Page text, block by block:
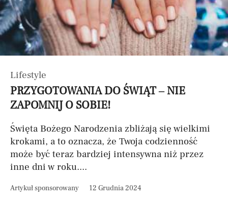
Lifestyle
PRZYGOTOWANIA DO ŚWIĄT – NIE
ZAPOMNIJ O SOBIE!
Święta Bożego Narodzenia zbliżają się wielkimi
krokami, a to oznacza, że Twoja codzienność
może być teraz bardziej intensywna niż przez
inne dni w roku....
Artykuł sponsorowany 12 Grudnia 2024